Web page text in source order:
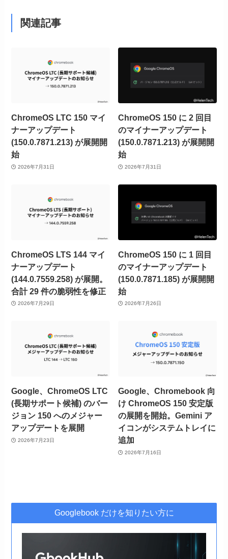
関連記事
ChromeOS LTC 150 マイ
ナーアップデート
(150.0.7871.213) が展開開
始
2026年7月31日
ChromeOS 150 に 2 回目
のマイナーアップデート
(150.0.7871.213) が展開開
始
2026年7月31日
ChromeOS LTS 144 マイ
ナーアップデート
(144.0.7559.258) が展開。
合計 29 件の脆弱性を修正
2026年7月29日
ChromeOS 150 に 1 回目
のマイナーアップデート
(150.0.7871.185) が展開開
始
2026年7月26日
Google、ChromeOS LTC
(長期サポート候補) のバー
ジョン 150 へのメジャー
アップデートを展開
2026年7月23日
Google、Chromebook 向
け ChromeOS 150 安定版
の展開を開始。Gemini ア
イコンがシステムトレイに
追加
2026年7月16日
Googlebook だけを知りたい方に